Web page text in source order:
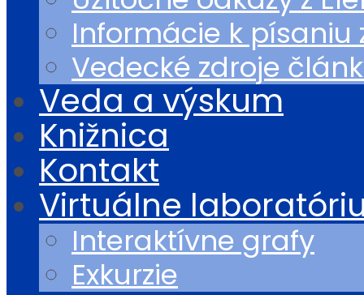
Informácie k
Vedecké zdroje
Veda a výskum
Knižnica
Kontakt
Virtuálne
Interaktívne grafy
Exkurzie